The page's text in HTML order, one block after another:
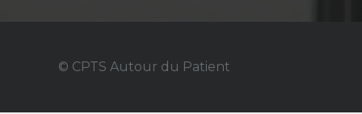
© CPTS Autour du Patient